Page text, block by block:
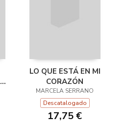
LO QUE ESTÁ EN MI
CORAZÓN
MARCELA SERRANO
Descatalogado
17,75 €